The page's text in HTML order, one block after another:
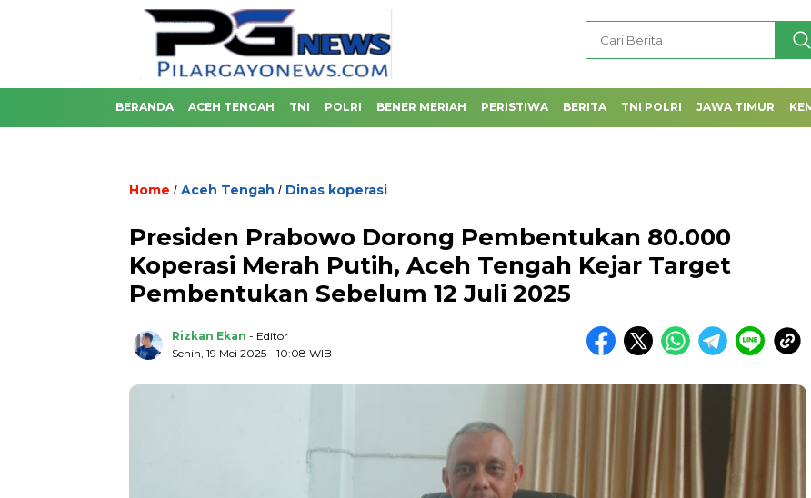
BERANDA ACEH TENGAH TNI POLRI BENER MERIAH PERISTIWA BERITA TNI POLRI JAWA TIMUR
Home / Aceh Tengah / Dinas koperasi
Presiden Prabowo Dorong Pembentukan 80.000
Koperasi Merah Putih, Aceh Tengah Kejar Target
Pembentukan Sebelum 12 Juli 2025
Rizkan Ekan - Editor
Senin, 19 Mei 2025 - 10:08 WIB